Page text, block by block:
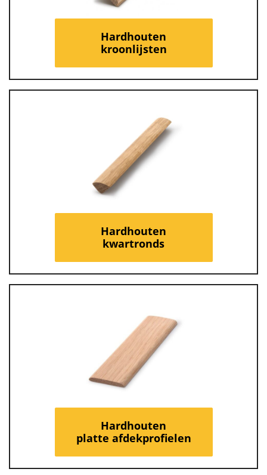
Hardhouten
kroonlijsten
Hardhouten
kwartronds
Hardhouten
platte afdekprofielen